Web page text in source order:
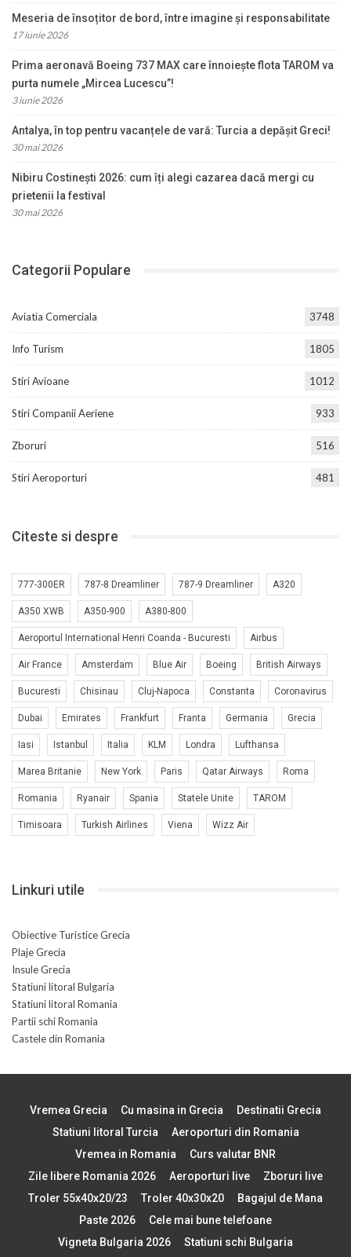
Meseria de însoțitor de bord, între imagine și responsabilitate
17 iunie 2026
Prima aeronavă Boeing 737 MAX care înnoiește flota TAROM va
purta numele „Mircea Lucescu”!
3 iunie 2026
Antalya, în top pentru vacanțele de vară: Turcia a depășit Greci!
30 mai 2026
Nibiru Costinești 2026: cum îți alegi cazarea dacă mergi cu
prietenii la festival
30 mai 2026
Categorii Populare
Aviatia Comerciala 3748
Info Turism 1805
Stiri Avioane 1012
Stiri Companii Aeriene 933
Zboruri 516
Stiri Aeroporturi 481
Citeste si despre
777-300ER 787-8 Dreamliner 787-9 Dreamliner A320
A350 XWB A350-900 A380-800
Aeroportul International Henri Coanda - Bucuresti Airbus
Air France Amsterdam Blue Air Boeing British Airways
Bucuresti Chisinau Cluj-Napoca Constanta Coronavirus
Dubai Emirates Frankfurt Franta Germania Grecia
Iasi Istanbul Italia KLM Londra Lufthansa
Marea Britanie New York Paris Qatar Airways Roma
Romania Ryanair Spania Statele Unite TAROM
Timisoara Turkish Airlines Viena Wizz Air
Linkuri utile
Obiective Turistice Grecia
Plaje Grecia
Insule Grecia
Statiuni litoral Bulgaria
Statiuni litoral Romania
Partii schi Romania
Castele din Romania
Vremea Grecia Cu masina in Grecia
Destinatii Grecia
Statiuni litoral Turcia
Aeroporturi din Romania
Vremea in Romania
Curs valutar BNR
Zile libere Romania 2026
Aeroporturi live
Zboruri live
Troler 55x40x20/23
Troler 40x30x20
Bagajul de Mana
Paste 2026
Cele mai bune telefoane
Vigneta Bulgaria 2026
Statiuni schi Bulgaria